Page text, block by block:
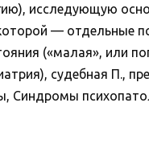
исследующую
— отдельные
(«малая», или
судебная П.,
Синдромы